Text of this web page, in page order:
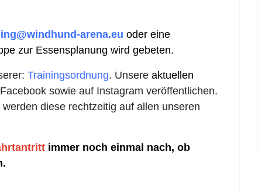
arena.eu oder eine
zur Essensplanung wird gebeten.
Trainingsordnung. Unsere aktuellen
sowie auf Instagram veröffentlichen.
diese rechtzeitig auf allen unseren
immer noch einmal nach, ob